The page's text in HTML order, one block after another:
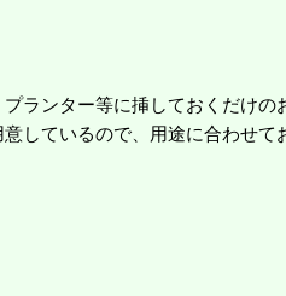
ランター等に挿しておくだけの
しているので、用途に合わせて